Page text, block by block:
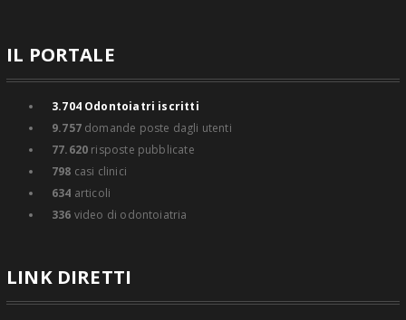
IL PORTALE
3.704Odontoiatri iscritti
9.757domande poste dagli utenti
77.620 risposte pubblicate
798 casi clinici
634 articoli
336 video di odontoiatria
LINK DIRETTI